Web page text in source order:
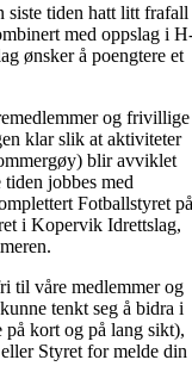
siste tiden hatt litt frafall
med oppslag i
ønsker å poengtere et
og
klar slik at aktiviteter
blir avviklet
jobbes med
Fotballstyret på
i Kopervik Idrettslag,
til våre medlemmer og
tenkt seg å bidra i
kort og på lang sikt),
Styret for melde din